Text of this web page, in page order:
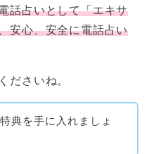
話占いとして「エキサ
安心、安全に電話占い
ださいね。
典を手に入れましょ